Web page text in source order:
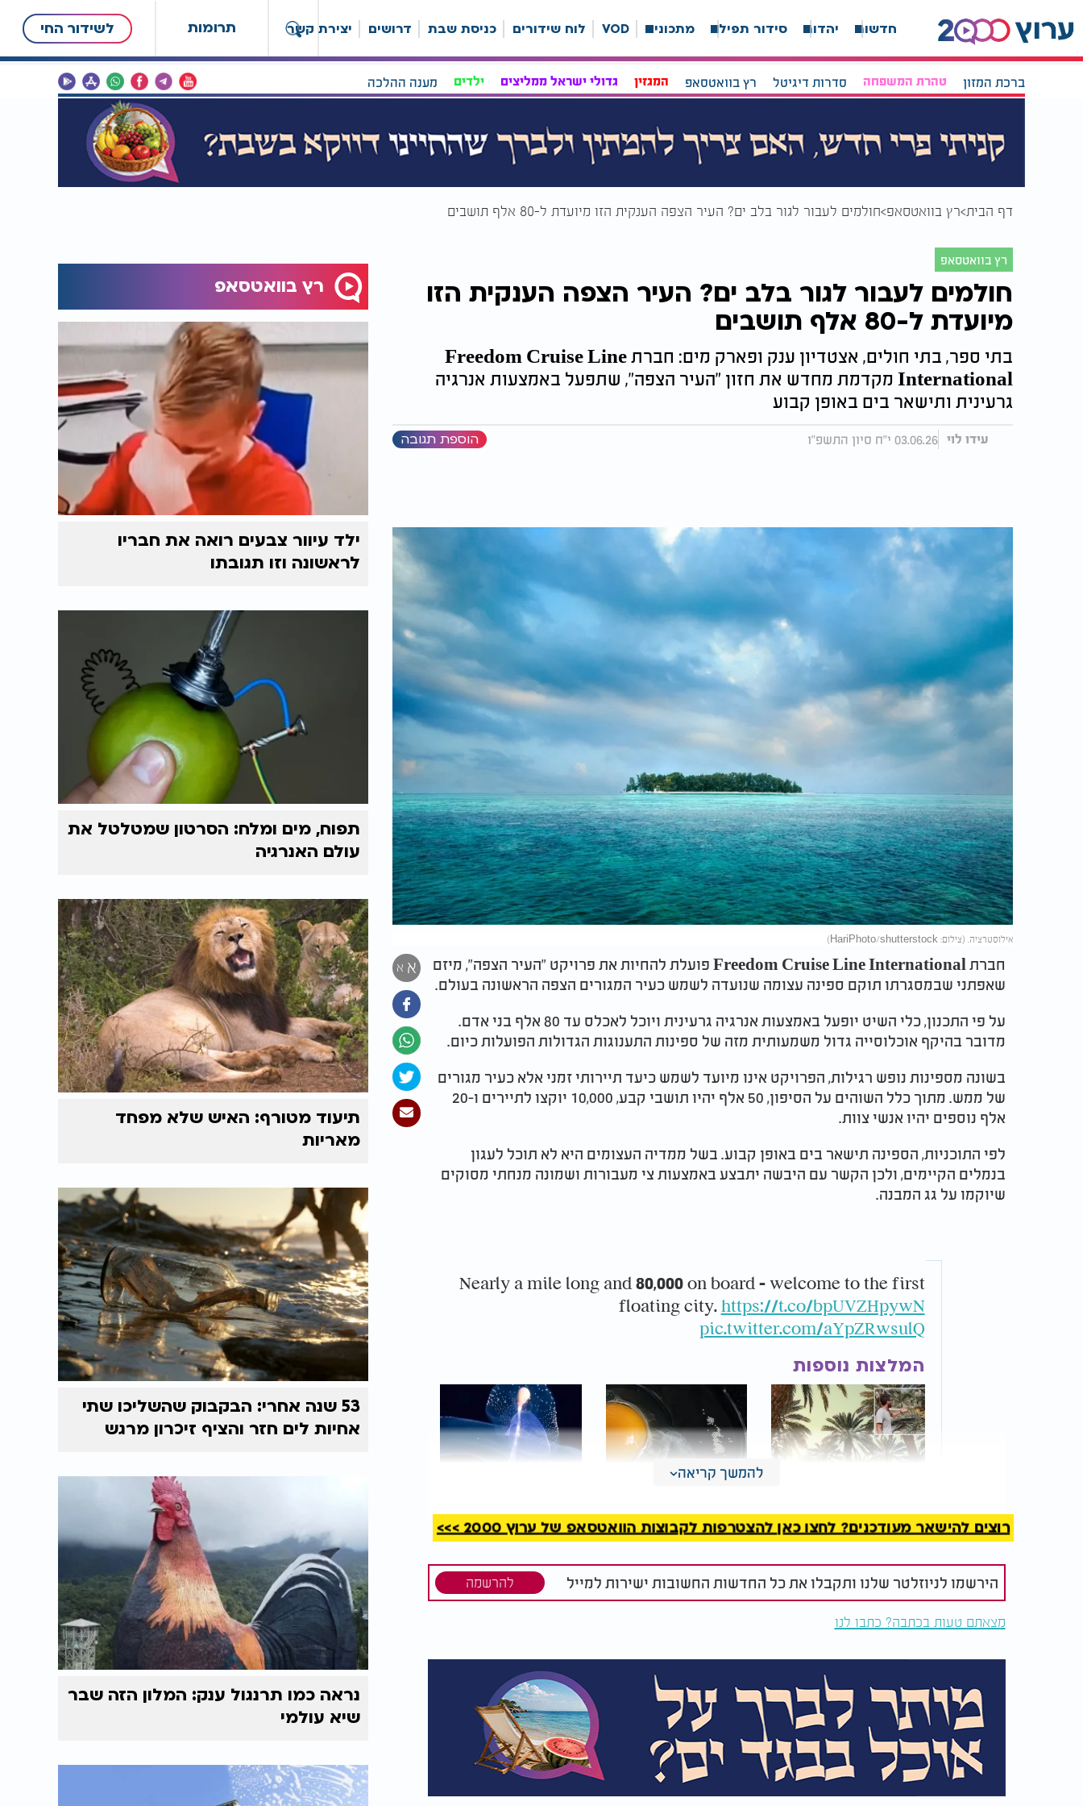
תרומות לשידור החי חדשות יהדות סידור תפילה מתכונים VOD לוח שידורים כניסת שבת דרושים יצירת קשר
ברכת המזון טהרת המשפחה סדרות דיגיטל רץ בוואטסאפ המגזין גדולי ישראל ממליצים ילדים מענה ההלכה
דף הבית רץ בוואטסאפ חולמים לעבור לגור בלב ים? העיר הצפה הענקית הזו מיועדת ל-80 אלף תושבים
רץ בוואטסאפ
חולמים לעבור לגור בלב ים? העיר הצפה הענקית הזו
מיועדת ל-80 אלף תושבים
בתי ספר, בתי חולים, אצטדיון ענק ופארק מים: חברת Freedom Cruise Line
International מקדמת מחדש את חזון "העיר הצפה", שתפעל באמצעות אנרגיה
גרעינית ותישאר בים באופן קבוע
עידו לוי 03.06.26 י"ח סיון התשפ"ו הוספת תגובה
אילוסטרציה. (צילום: HariPhoto/shutterstock)
א א
חברת Freedom Cruise Line International פועלת להחיות את פרויקט "העיר הצפה", מיזם
שאפתני שבמסגרתו תוקם ספינה עצומה שנועדה לשמש כעיר המגורים הצפה הראשונה בעולם.
על פי התכנון, כלי השיט יופעל באמצעות אנרגיה גרעינית ויוכל לאכלס עד 80 אלף בני אדם.
מדובר בהיקף אוכלוסייה גדול משמעותית מזה של ספינות התענוגות הגדולות הפועלות כיום.
בשונה מספינות נופש רגילות, הפרויקט אינו מיועד לשמש כיעד תיירותי זמני אלא כעיר מגורים
של ממש. מתוך כלל השוהים על הסיפון, 50 אלף יהיו תושבי קבע, 10,000 יוקצו לתיירים ו-20
אלף נוספים יהיו אנשי צוות.
לפי התוכניות, הספינה תישאר בים באופן קבוע. בשל ממדיה העצומים היא לא תוכל לעגון
בנמלים הקיימים, ולכן הקשר עם היבשה יתבצע באמצעות צי מעבורות ושמונה מנחתי מסוקים
שיוקמו על גג המבנה.
Nearly a mile long and 80,000 on board - welcome to the first
floating city.https://t.co/bpUVZHpywN
pic.twitter.com/aYpZRwsulQ
המלצות נוספות
קידוש השם: "תראו את
גודל הפרי, אנשי
מקצוע לא מבינים
הלם: שבר ביצה
לארוחת בוקר ונחרד
ממה שגילה בפנים
רק 4 ס"מ - אבל
יגרום לכם לעצור
הכל: הכרתם את
— Carlos Amaral (@carlosgamaral)
June 2, 2026
הספינה, שאורכה המתוכנן עומד על כ-1.6 קילומטרים, צפויה לכלול מגוון רחב של שירותים
ומתקנים. בתחום החינוך והבריאות מתוכננים בתי ספר, מכללות ומרכזים רפואיים. בתחום
המסחר והפנאי יוקמו חנויות, בנקים, מועדוני לילה, מתחם אוכל דו קומתי ואקווריום ענק.
בנוסף, יכלול הפרויקט מתקני תרבות וספורט ובהם אצטדיון בן 15 אלף מושבים, פארק מים,
מוזיאונים ואולמות קונצרטים. לצורך התניידות בין חלקי הספינה תופעל מערכת חשמליות
פנימית.
להמשך קריאה
רוצים להישאר מעודכנים? לחצו כאן להצטרפות לקבוצות הוואטסאפ של ערוץ 2000 >>>
הירשמו לניוזלטר שלנו ותקבלו את כל החדשות החשובות ישירות למייל להרשמה
מצאתם טעות בכתבה? כתבו לנו
רץ בוואטסאפ
ילד עיוור צבעים רואה את חבריו
לראשונה וזו תגובתו
תפוח, מים ומלח: הסרטון שמטלטל את
עולם האנרגיה
תיעוד מטורף: האיש שלא מפחד
מאריות
53 שנה אחרי: הבקבוק שהשליכו שתי
אחיות לים חזר והציף זיכרון מרגש
נראה כמו תרנגול ענק: המלון הזה שבר
שיא עולמי